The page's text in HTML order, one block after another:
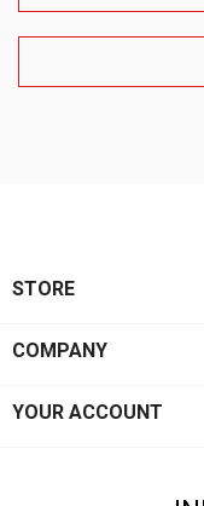
STORE
COMPANY
YOUR ACCOUNT